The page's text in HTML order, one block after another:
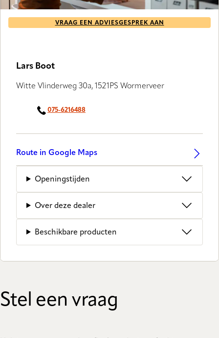
VRAAG EEN ADVIESGESPREK AAN
Lars Boot
Witte Vlinderweg 30a, 1521PS Wormerveer
075-6216488
Route in Google Maps
Openingstijden
Over deze dealer
Beschikbare producten
Stel een vraag